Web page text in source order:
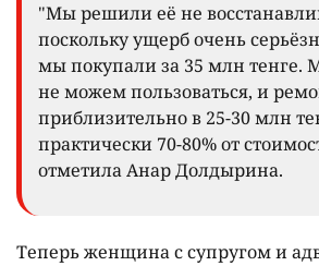
"Мы решили её не
поскольку ущерб очень
мы покупали за 35 млн тенге.
не можем пользоваться, и
приблизительно в 25-30 млн
практически 70-80% от
отметила Анар Долдырина.
Теперь женщина с супругом и